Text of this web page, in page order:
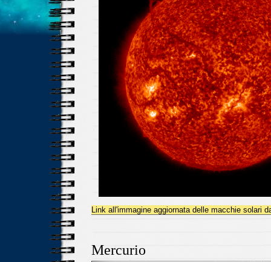
Link all'immagine aggiornata delle macchie solari
Mercurio